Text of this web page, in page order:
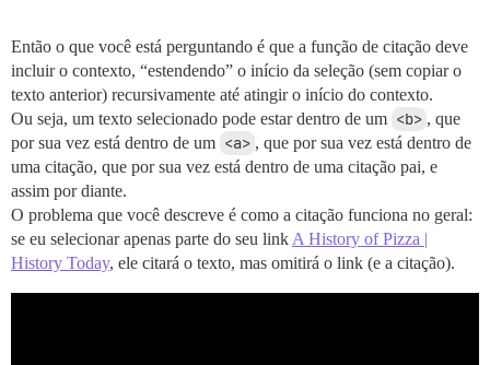
Então o que você está perguntando é que a função de citação deve
incluir o contexto, “estendendo” o início da seleção (sem copiar o
texto anterior) recursivamente até atingir o início do contexto.
Ou seja, um texto selecionado pode estar dentro de um <b> , que
por sua vez está dentro de um <a> , que por sua vez está dentro de
uma citação, que por sua vez está dentro de uma citação pai, e
assim por diante.
O problema que você descreve é como a citação funciona no geral:
se eu selecionar apenas parte do seu linkA History of Pizza |
History Today, ele citará o texto, mas omitirá o link (e a citação).